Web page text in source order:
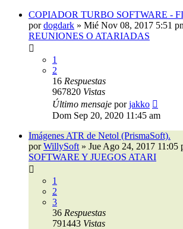
COPIADOR TURBO SOFTWARE -
pordogdark » Mié Nov 08, 2017 5:51
REUNIONES O ATARIADAS
1
2
16 Respuestas
967820 Vistas
Último mensaje porjakko
Dom Sep 20, 2020 11:45 am
Imágenes ATR de Netol (PrismaSoft).
porWillySoft » Jue Ago 24, 2017 11:05
SOFTWARE Y JUEGOS ATARI
1
2
3
36 Respuestas
791443 Vistas